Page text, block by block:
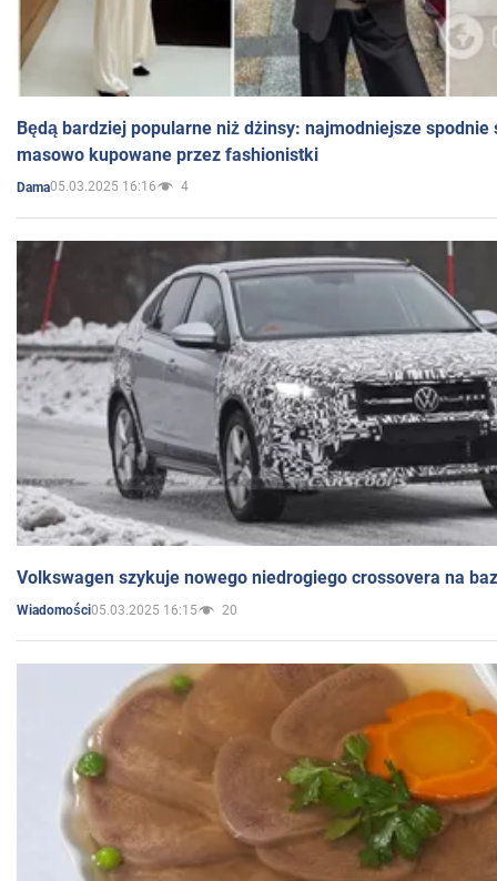
Będą bardziej popularne niż dżinsy: najmodniejsze spodnie
masowo kupowane przez fashionistki
Dama05.03.2025 16:16 4
Volkswagen szykuje nowego niedrogiego crossovera na
Wiadomości05.03.2025 16:15 20